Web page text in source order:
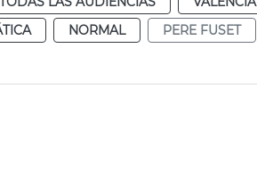
NORMAL PERE FUSET